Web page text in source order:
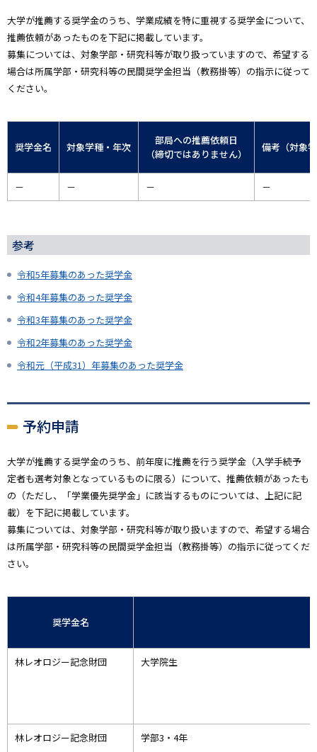
大学が推薦する奨学金のうち、学業成績を特に重視する奨学金について、
推薦依頼があったものを下記に掲載しています。
募集については、対象学部・研究科等が取り扱っていますので、希望する
場合は所属学部・研究科等の民間奨学金担当（教務掛等）の指示に従って
ください。
奨学金名 対象学種・年次
部局への推薦依頼日
（締切ではありません）
備考（対象
－ － － －
参考
令和5年募集のあった奨学金
令和4年募集のあった奨学金
令和3年募集のあった奨学金
令和2年募集のあった奨学金
令和元（平成31）年募集のあった奨学金
予約申請
大学が推薦する奨学金のうち、前年度に推薦を行う奨学金（入学手続予
定者も選考対象となっているものに限る）について、推薦依頼があったも
の（ただし、「学業優先奨学金」に該当するものについては、上記に記
載）を下記に掲載しています。
募集については、対象学部・研究科等が取り扱いますので、希望する場合
は所属学部・研究科等の民間奨学金担当（教務掛等）の指示に従ってくだ
さい。
奨学金名
林レオロジー記念財団 大学院生
林レオロジー記念財団 学部3・4年